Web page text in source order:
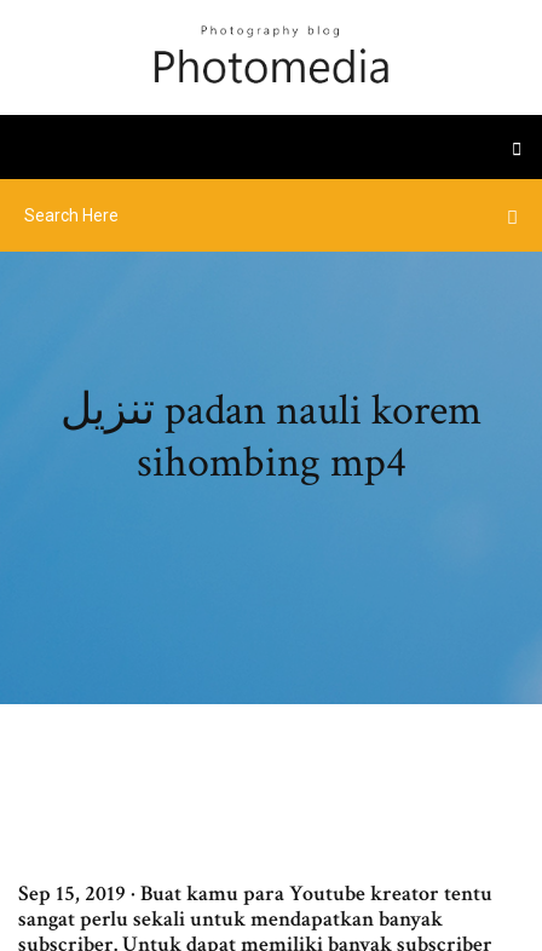
تنزيل padan nauli korem
sihombing mp4
Sep 15, 2019 · Buat kamu para Youtube kreator tentu
sangat perlu sekali untuk mendapatkan banyak
subscriber. Untuk dapat memiliki banyak subscriber